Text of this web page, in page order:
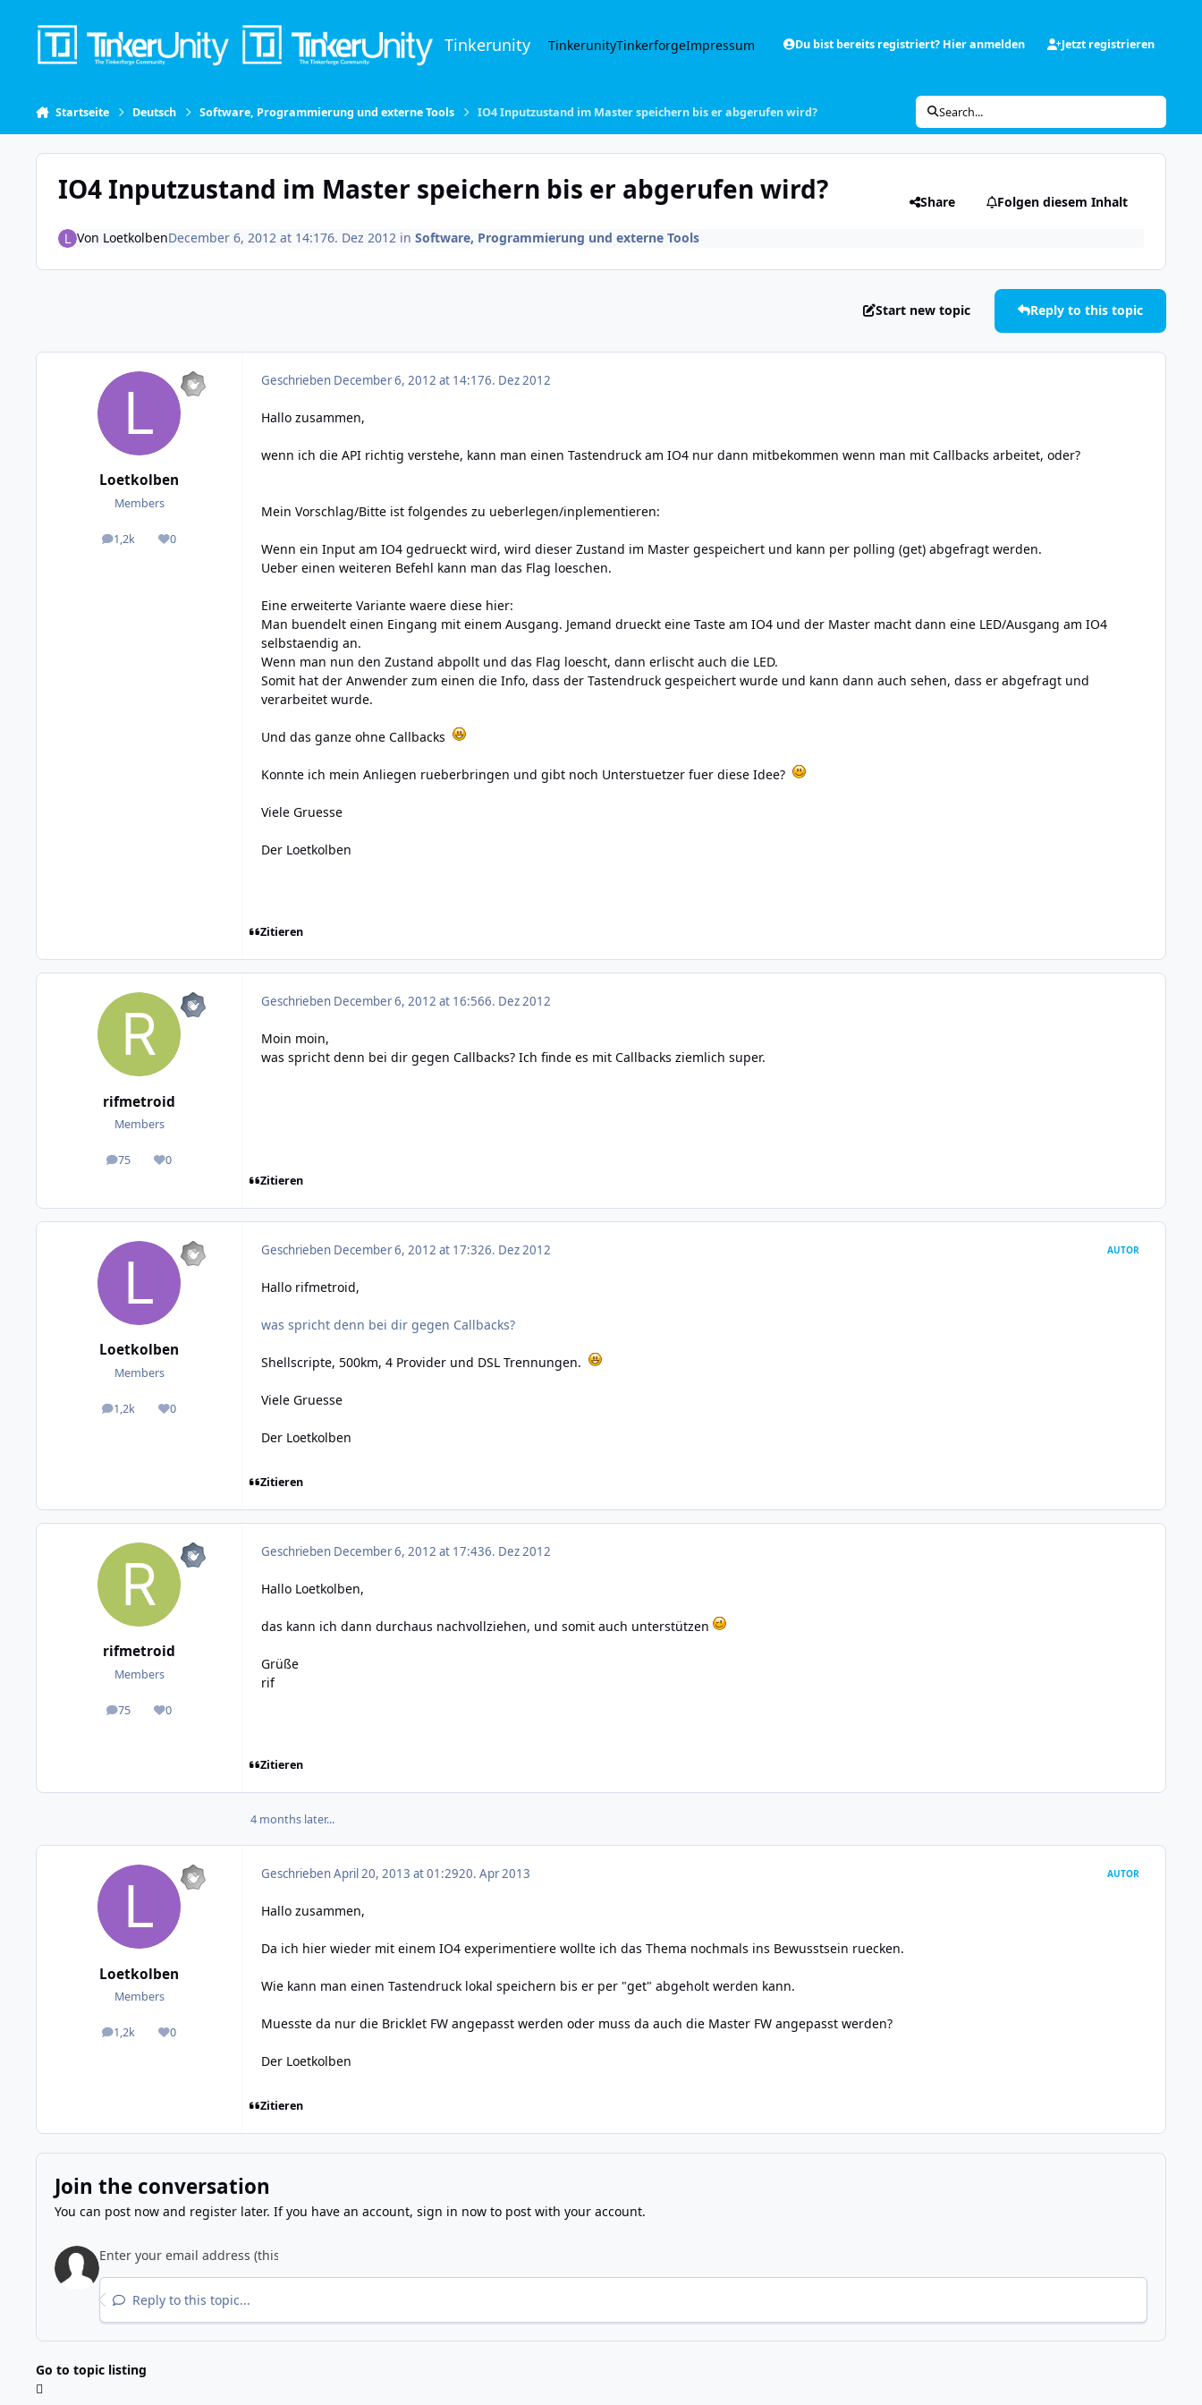
Tinkerunity TinkerunityTinkerforgeImpressum Du bist bereits registriert? Hier anmelden Jetzt registrieren
Startseite Deutsch Software, Programmierung und externe Tools IO4 Inputzustand im Master speichern bis er abgerufen wird? Search...
IO4 Inputzustand im Master speichern bis er abgerufen wird? Share Folgen diesem Inhalt
Von LoetkolbenDecember 6, 2012 at 14:176. Dez 2012in Software, Programmierung und externe Tools
Start new topic Reply to this topic
Loetkolben
Members
1,2k
posts 0
Reputation
Geschrieben December 6, 2012 at 14:176. Dez 2012
Hallo zusammen,
wenn ich die API richtig verstehe, kann man einen Tastendruck am IO4 nur dann mitbekommen wenn man mit Callbacks arbeitet, oder?
Mein Vorschlag/Bitte ist folgendes zu ueberlegen/inplementieren:
Wenn ein Input am IO4 gedrueckt wird, wird dieser Zustand im Master gespeichert und kann per polling (get) abgefragt werden.
Ueber einen weiteren Befehl kann man das Flag loeschen.
Eine erweiterte Variante waere diese hier:
Man buendelt einen Eingang mit einem Ausgang. Jemand drueckt eine Taste am IO4 und der Master macht dann eine LED/Ausgang am IO4
selbstaendig an.
Wenn man nun den Zustand abpollt und das Flag loescht, dann erlischt auch die LED.
Somit hat der Anwender zum einen die Info, dass der Tastendruck gespeichert wurde und kann dann auch sehen, dass er abgefragt und
verarbeitet wurde.
Und das ganze ohne Callbacks
Konnte ich mein Anliegen rueberbringen und gibt noch Unterstuetzer fuer diese Idee?
Viele Gruesse
Der Loetkolben
Zitieren
rifmetroid
Members
75
posts 0
Reputation
Geschrieben December 6, 2012 at 16:566. Dez 2012
Moin moin,
was spricht denn bei dir gegen Callbacks? Ich finde es mit Callbacks ziemlich super.
Zitieren
Loetkolben
Members
1,2k
posts 0
Reputation
Geschrieben December 6, 2012 at 17:326. Dez 2012 AUTOR
Hallo rifmetroid,
was spricht denn bei dir gegen Callbacks?
Shellscripte, 500km, 4 Provider und DSL Trennungen.
Viele Gruesse
Der Loetkolben
Zitieren
rifmetroid
Members
75
posts 0
Reputation
Geschrieben December 6, 2012 at 17:436. Dez 2012
Hallo Loetkolben,
das kann ich dann durchaus nachvollziehen, und somit auch unterstützen
Grüße
rif
Zitieren
4 months later...
Loetkolben
Members
1,2k
posts 0
Reputation
GeschriebenApril 20, 2013 at 01:2920. Apr 2013 AUTOR
Hallo zusammen,
Da ich hier wieder mit einem IO4 experimentiere wollte ich das Thema nochmals ins Bewusstsein ruecken.
Wie kann man einen Tastendruck lokal speichern bis er per "get" abgeholt werden kann.
Muesste da nur die Bricklet FW angepasst werden oder muss da auch die Master FW angepasst werden?
Der Loetkolben
Zitieren
Join the conversation
You can post now and register later. If you have an account, sign in nowto post with your account.
Reply to this topic...
Go to topic listing